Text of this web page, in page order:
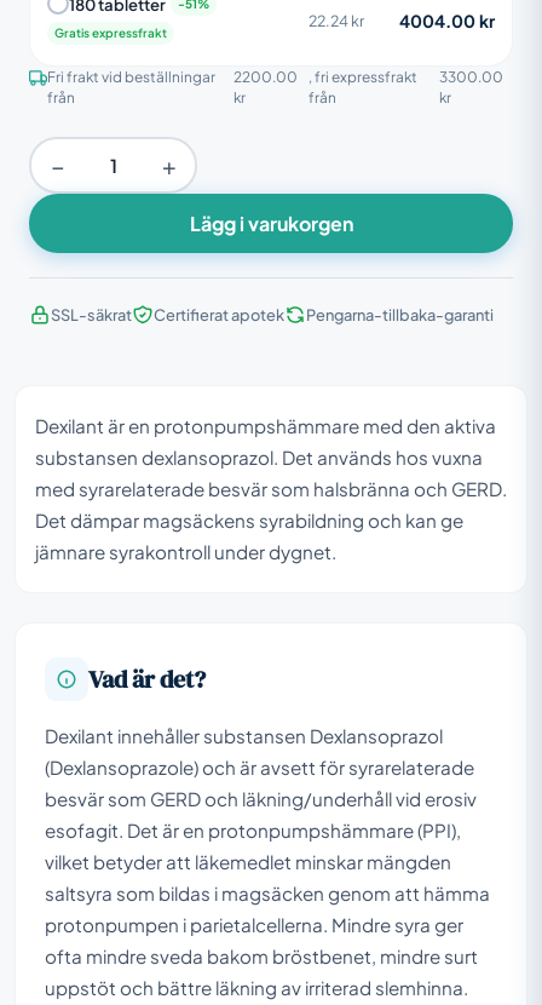
Gratis expressfrakt
22.24 kr 4004.00 kr
Fri frakt vid beställningar
från
2200.00
kr
, fri expressfrakt
från
3300.00
kr
− +
Lägg i varukorgen
SSL-säkrat Certifierat apotek Pengarna-tillbaka-garanti
Dexilant är en protonpumpshämmare med den aktiva
substansen dexlansoprazol. Det används hos vuxna
med syrarelaterade besvär som halsbränna och GERD.
Det dämpar magsäckens syrabildning och kan ge
jämnare syrakontroll under dygnet.
Vad är det?
Dexilant innehåller substansen Dexlansoprazol
(Dexlansoprazole) och är avsett för syrarelaterade
besvär som GERD och läkning/underhåll vid erosiv
esofagit. Det är en protonpumpshämmare (PPI),
vilket betyder att läkemedlet minskar mängden
saltsyra som bildas i magsäcken genom att hämma
protonpumpen i parietalcellerna. Mindre syra ger
ofta mindre sveda bakom bröstbenet, mindre surt
uppstöt och bättre läkning av irriterad slemhinna.